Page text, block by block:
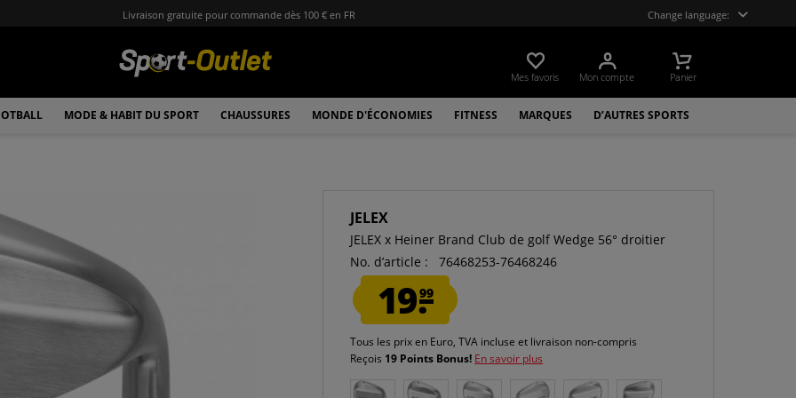
Livraison gratuite pour commande dès 100 € en FR Change language:
Mes favoris Mon compte Panier
MODE & HABIT DU SPORT CHAUSSURES MONDE D'ÉCONOMIES FITNESS MARQUES D’AUTRES SPORTS
JELEX
JELEX x Heiner Brand Club de golf Wedge 56° droitier
No. d’article :
76468253-76468246
19.99
Tous les prix en Euro, TVA incluse et livraison non-compris
Reçois 19 Points Bonus! En savoir plus